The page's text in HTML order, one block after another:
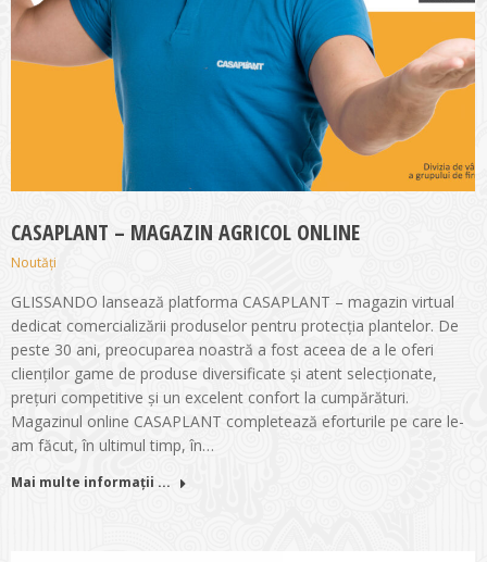
CASAPLANT – MAGAZIN AGRICOL ONLINE
Noutăți
GLISSANDO lansează platforma CASAPLANT – magazin virtual
dedicat comercializării produselor pentru protecția plantelor. De
peste 30 ani, preocuparea noastră a fost aceea de a le oferi
clienților game de produse diversificate și atent selecționate,
prețuri competitive și un excelent confort la cumpărături.
Magazinul online CASAPLANT completează eforturile pe care le-
am făcut, în ultimul timp, în…
Mai multe informații ...